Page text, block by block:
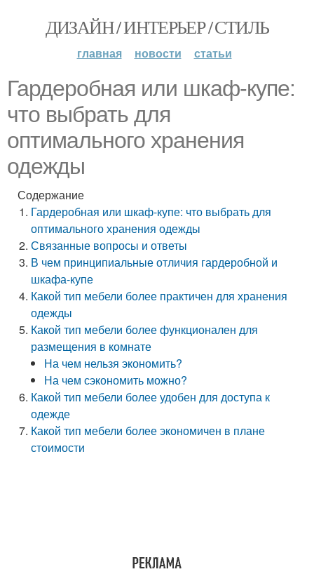
ДИЗАЙН / ИНТЕРЬЕР / СТИЛЬ
главная новости статьи
Гардеробная или шкаф-купе:
что выбрать для
оптимального хранения
одежды
Содержание
Гардеробная или шкаф-купе: что выбрать для
оптимального хранения одежды
Связанные вопросы и ответы
В чем принципиальные отличия гардеробной и
шкафа-купе
Какой тип мебели более практичен для хранения
одежды
Какой тип мебели более функционален для
размещения в комнате
На чем нельзя экономить?
На чем сэкономить можно?
Какой тип мебели более удобен для доступа к
одежде
Какой тип мебели более экономичен в плане
стоимости